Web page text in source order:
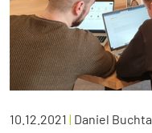
10.12.2021 | Daniel Buchta